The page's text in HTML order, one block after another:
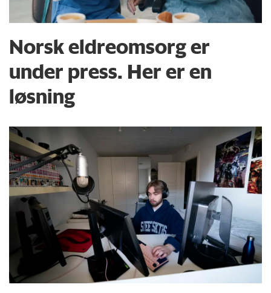
Norsk eldreomsorg er
under press. Her er en
løsning